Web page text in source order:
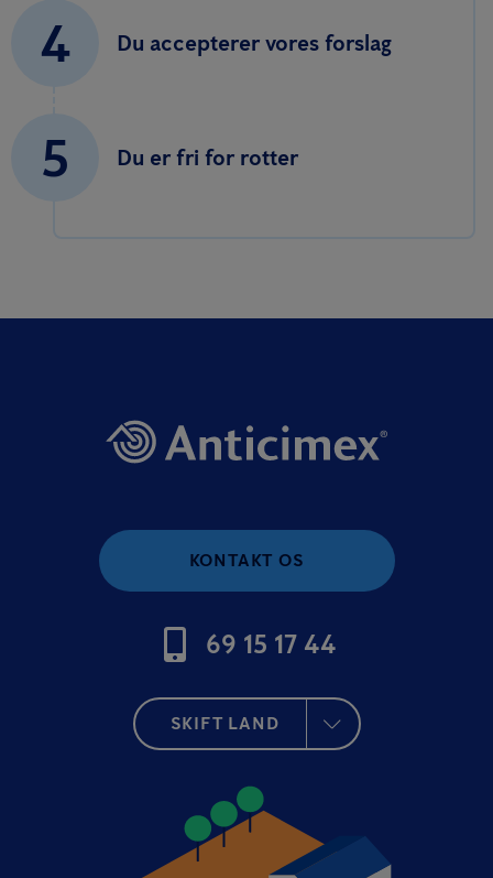
4 Du accepterer vores forslag
5 Du er fri for rotter
KONTAKT OS
69 15 17 44
SKIFT LAND